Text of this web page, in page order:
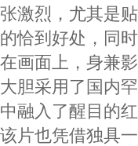
张激烈，尤其是
的恰到好处，同
在画面上，身兼
大胆采用了国内
中融入了醒目的
该片也凭借独具